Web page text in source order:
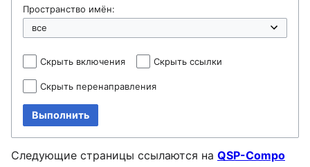
Пространство имён:
Скрыть включения Скрыть ссылки
Скрыть перенаправления
Выполнить
Следующие страницы ссылаются на QSP-Compo